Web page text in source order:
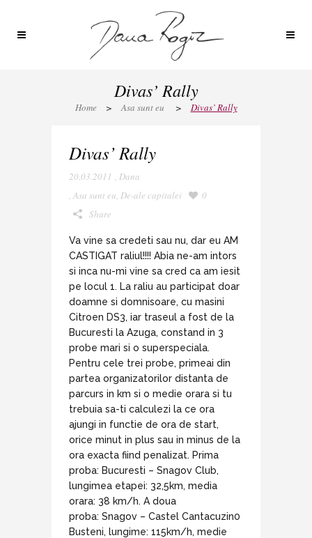
Divas’ Rally
Home > Asa sunt eu > Divas’ Rally
Divas’ Rally
20.03.2011 , Dana
, Asa sunt eu, De-ale capitalei
0
Share
Va vine sa credeti sau nu, dar eu AM
CASTIGAT raliul!!!! Abia ne-am intors
si inca nu-mi vine sa cred ca am iesit
pe locul 1. La raliu au participat doar
doamne si domnisoare, cu masini
Citroen DS3, iar traseul a fost de la
Bucuresti la Azuga, constand in 3
probe mari si o superspeciala.
Pentru cele trei probe, primeai din
partea organizatorilor distanta de
parcurs in km si o medie orara si tu
trebuia sa-ti calculezi la ce ora
ajungi in functie de ora de start,
orice minut in plus sau in minus de la
ora exacta fiind penalizat. Prima
proba: Bucuresti – Snagov Club,
lungimea etapei: 32,5km, media
orara: 38 km/h. A doua
proba: Snagov – Castel Cantacuzin0
Busteni, lungime: 115km/h, medie